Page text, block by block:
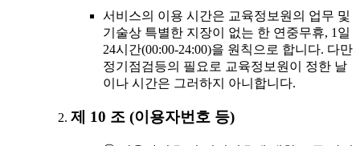
서비스의 이용 시간은 교육정보원의 업무 및
기술상 특별한 지장이 없는 한 연중무휴, 1일
24시간(00:00-24:00)을 원칙으로 합니다. 다만
정기점검등의 필요로 교육정보원이 정한 날
이나 시간은 그러하지 아니합니다.
제 10 조 (이용자번호 등)